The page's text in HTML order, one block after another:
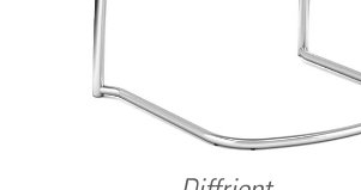
쇼룸
지역 설정
OpensOpens
Opens
Opens
Instagram
Opens
to
Humanscale
to
Pinterest
to
YouTube